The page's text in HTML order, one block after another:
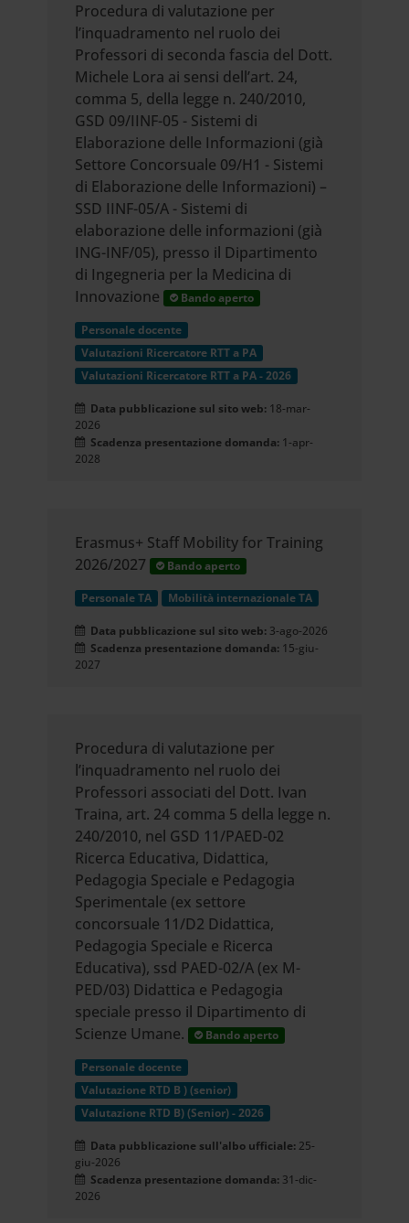
Procedura di valutazione per
l’inquadramento nel ruolo dei
Professori di seconda fascia del Dott.
Michele Lora ai sensi dell’art. 24,
comma 5, della legge n. 240/2010,
GSD 09/IINF-05 - Sistemi di
Elaborazione delle Informazioni (già
Settore Concorsuale 09/H1 - Sistemi
di Elaborazione delle Informazioni) –
SSD IINF-05/A - Sistemi di
elaborazione delle informazioni (già
ING-INF/05), presso il Dipartimento
di Ingegneria per la Medicina di
Innovazione
Bando aperto
Personale docente
Valutazioni Ricercatore RTT a PA
Valutazioni Ricercatore RTT a PA - 2026
Data pubblicazione sul sito web: 18-mar-
2026
Scadenza presentazione domanda: 1-apr-
2028
Erasmus+ Staff Mobility for Training
2026/2027
Bando aperto
Personale TA Mobilità internazionale TA
Data pubblicazione sul sito web: 3-ago-2026
Scadenza presentazione domanda: 15-giu-
2027
Procedura di valutazione per
l’inquadramento nel ruolo dei
Professori associati del Dott. Ivan
Traina, art. 24 comma 5 della legge n.
240/2010, nel GSD 11/PAED-02
Ricerca Educativa, Didattica,
Pedagogia Speciale e Pedagogia
Sperimentale (ex settore
concorsuale 11/D2 Didattica,
Pedagogia Speciale e Ricerca
Educativa), ssd PAED-02/A (ex M-
PED/03) Didattica e Pedagogia
speciale presso il Dipartimento di
Scienze Umane.
Bando aperto
Personale docente
Valutazione RTD B ) (senior)
Valutazione RTD B) (Senior) - 2026
Data pubblicazione sull'albo ufficiale: 25-
giu-2026
Scadenza presentazione domanda: 31-dic-
2026